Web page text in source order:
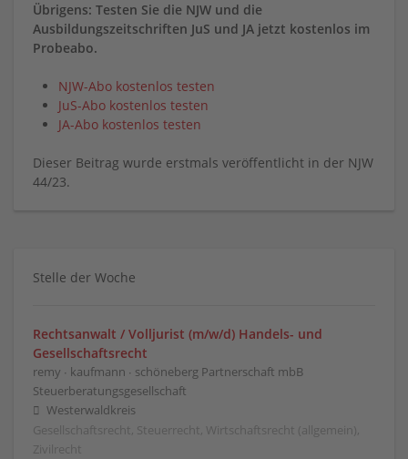
Übrigens: Testen Sie die NJW und die
Ausbildungszeitschriften JuS und JA jetzt kostenlos im
Probeabo.
NJW-Abo kostenlos testen
JuS-Abo kostenlos testen
JA-Abo kostenlos testen
Dieser Beitrag wurde erstmals veröffentlicht in der NJW
44/23.
Stelle der Woche
Rechtsanwalt / Volljurist (m/w/d) Handels- und
Gesellschaftsrecht
remy ∙ kaufmann ∙ schöneberg Partnerschaft mbB
Steuerberatungsgesellschaft
Westerwaldkreis
Gesellschaftsrecht, Steuerrecht, Wirtschaftsrecht (allgemein),
Zivilrecht